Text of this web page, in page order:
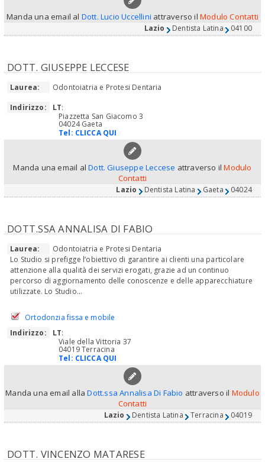
Manda una email al Dott. Lucio Uccellini attraverso il Modulo Contatti
Lazio Dentista Latina 04100
DOTT. GIUSEPPE LECCESE
Laurea:
Odontoiatria e Protesi Dentaria
Indirizzo:
LT:
Piazzetta San Giacomo 3
04024 Gaeta
Tel: CLICCA QUI
Manda una email alDott. Giuseppe Leccese attraverso ilModulo
Contatti
Lazio Dentista Latina Gaeta 04024
DOTT.SSA ANNALISA DI FABIO
Laurea:
Odontoiatria e Protesi Dentaria
Lo Studio si prefigge l’obiettivo di garantire ai clienti una particolare
attenzione alla qualità dei servizi erogati, grazie ad un continuo
percorso di aggiornamento delle conoscenze e delle apparecchiature
utilizzate. Lo Studio...
Ortodonzia fissa e mobile
Indirizzo:
LT:
Viale della Vittoria 37
04019 Terracina
Tel: CLICCA QUI
Manda una email allaDott.ssa Annalisa Di Fabio attraverso il Modulo
Contatti
Lazio Dentista Latina Terracina 04019
DOTT. VINCENZO MATARESE